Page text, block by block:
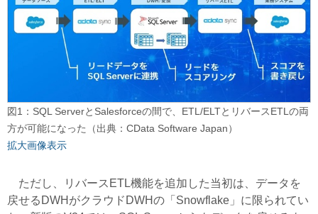
図1：SQL ServerとSalesforceの間で、ETL/ELTとリバースETLの両
方が可能になった（出典：CData Software Japan）
拡大画像表示
ただし、リバースETL機能を追加した当初は、データを
戻せるDWHがクラウドDWHの「Snowflake」に限られてい